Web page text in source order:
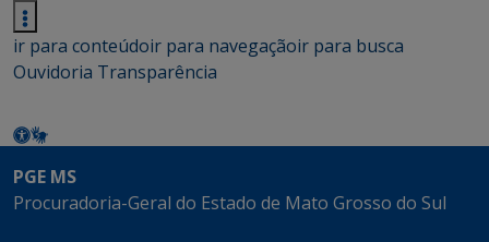
ir para conteúdoir para navegaçãoir para busca
Ouvidoria Transparência
PGE MS
Procuradoria-Geral do Estado de Mato Grosso do Sul